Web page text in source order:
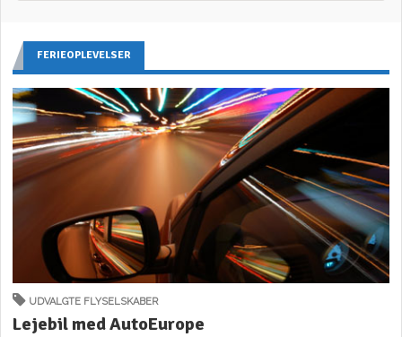
FERIEOPLEVELSER
UDVALGTE FLYSELSKABER
Lejebil med AutoEurope